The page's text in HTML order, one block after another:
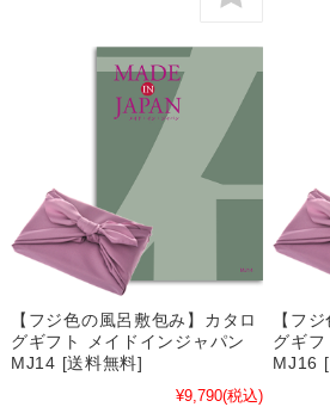
【フジ色の風呂敷包み】カタロ
グギフト メイドインジャパン
MJ14 [送料無料]
¥9,790(税込)
【フ
グギ
MJ16